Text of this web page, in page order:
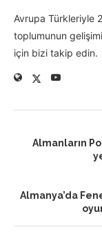
Avrupa Türkleriyle
toplumunun
için bizi takip edin.
Almanların
Almanya’da